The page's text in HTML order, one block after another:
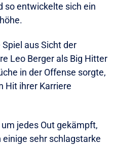
so entwickelte sich ein
aus Sicht der
Leo Berger als Big Hitter
in der Offense sorgte,
Hit ihrer Karriere
jedes Out gekämpft,
sehr schlagstarke